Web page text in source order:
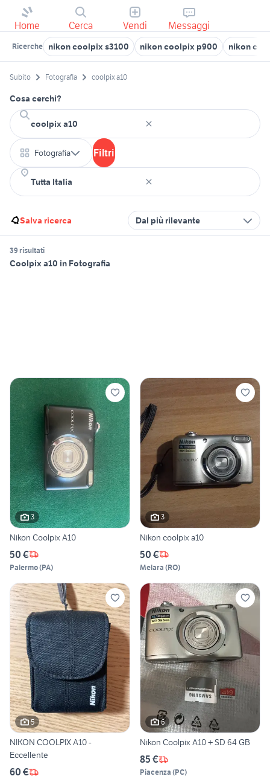
Home Cerca Vendi Messaggi
Ricerche nikon coolpix s3100 nikon coolpix p900 nikon
Subito Fotografia coolpix a10
Cosa cerchi?
Fotografia Filtri
Salva ricerca Dal più rilevante
39 risultati
Coolpix a10 in Fotografia
3
Nikon Coolpix A10
50 €
Palermo(PA)
3
Nikon coolpix a10
50 €
Melara (RO)
5
NIKON COOLPIX A10 -
Eccellente
60 €
6
Nikon Coolpix A10 + SD 64 GB
85 €
Piacenza (PC)